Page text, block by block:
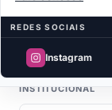
REDES SOCIAIS
Instagram
Ajuda a
grupo.
INSTITUCIONAL